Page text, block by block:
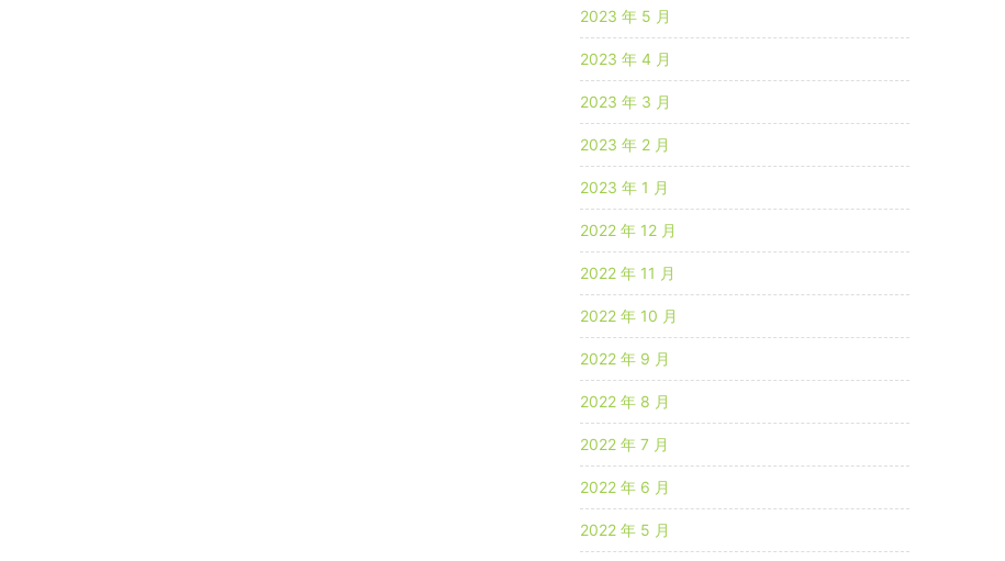
2023 年 5 月
2023 年 4 月
2023 年 3 月
2023 年 2 月
2023 年 1 月
2022 年 12 月
2022 年 11 月
2022 年 10 月
2022 年 9 月
2022 年 8 月
2022 年 7 月
2022 年 6 月
2022 年 5 月